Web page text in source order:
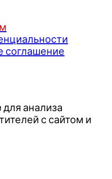
соглашение
анализа
с сайтом и